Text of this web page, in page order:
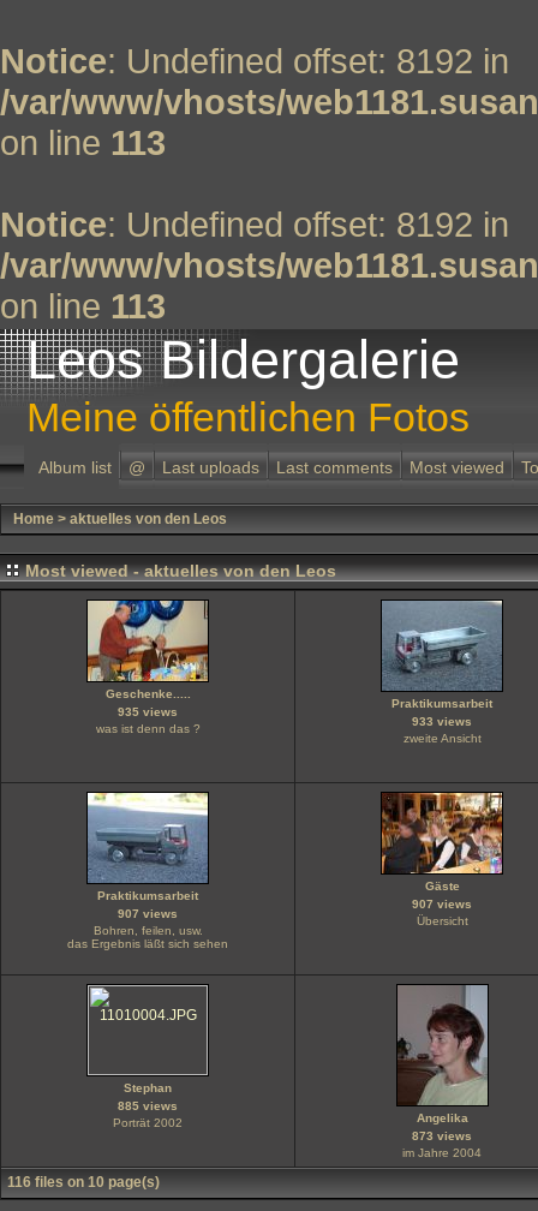
Notice: Undefined offset: 8192 in
/var/www/vhosts/
on line 113
Notice: Undefined offset: 8192 in
/var/www/vhosts/
on line 113
Leos Bildergalerie
Meine öffentlichen Fotos
Album list @ Last uploads Last comments Most viewed
Home > aktuelles von den Leos
Most viewed - aktuelles von den Leos
Geschenke.....
935 views
was ist denn das ?
Praktikumsarbeit
933 views
zweite Ansicht
Praktikumsarbeit
907 views
Bohren, feilen, usw.
das Ergebnis läßt sich sehen
Gäste
907 views
Übersicht
Stephan
885 views
Porträt 2002
Angelika
873 views
im Jahre 2004
116 files on 10 page(s)